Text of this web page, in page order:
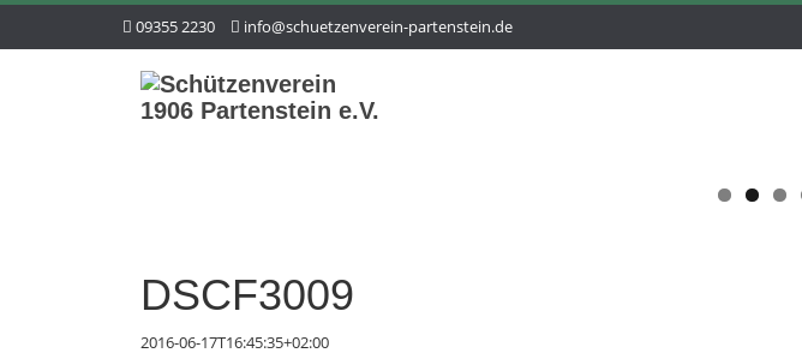
09355 2230 info@schuetzenverein-partenstein.de
DSCF3009
2016-06-17T16:45:35+02:00